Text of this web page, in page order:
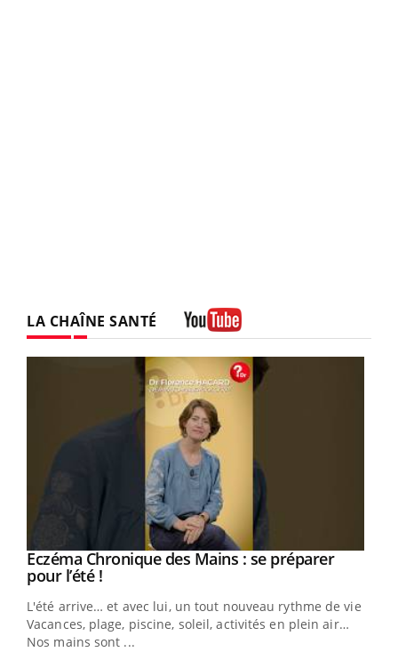
LA CHAÎNE SANTÉ
Youtube
Eczéma Chronique des Mains : se préparer
pour l’été !Youtube
L'été arrive… et avec lui, un tout nouveau rythme de vie !
Vacances, plage, piscine, soleil, activités en plein air…
Nos mains sont ...